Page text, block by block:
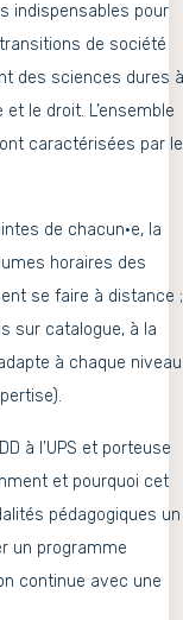
indispensables pour
de société
des sciences dures à
le droit. L’ensemble
caractérisées par le
de chacun·e, la
horaires des
se faire à distance ;
sur catalogue, à la
à chaque niveau
à l’UPS et porteuse
et pourquoi cet
pédagogiques un
un programme
continue avec une